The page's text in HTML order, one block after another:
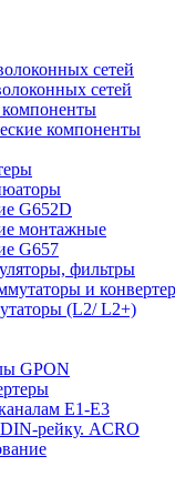
сетей
сетей
компоненты
G652D
монтажные
G657
фильтры
и
(L2/ L2+)
GPON
E1-E3
рейку. ACRO